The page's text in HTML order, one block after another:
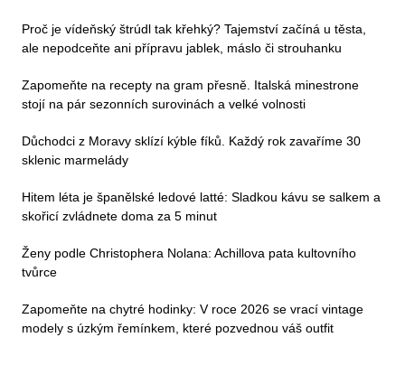
Proč je vídeňský štrúdl tak křehký? Tajemství začíná u těsta,
ale nepodceňte ani přípravu jablek, máslo či strouhanku
Zapomeňte na recepty na gram přesně. Italská minestrone
stojí na pár sezonních surovinách a velké volnosti
Důchodci z Moravy sklízí kýble fíků. Každý rok zavaříme 30
sklenic marmelády
Hitem léta je španělské ledové latté: Sladkou kávu se salkem a
skořicí zvládnete doma za 5 minut
Ženy podle Christophera Nolana: Achillova pata kultovního
tvůrce
Zapomeňte na chytré hodinky: V roce 2026 se vrací vintage
modely s úzkým řemínkem, které pozvednou váš outfit